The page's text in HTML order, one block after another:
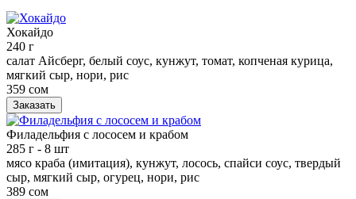
Хокайдо
240 г
салат Айсберг, белый соус, кунжут, томат, копченая курица,
мягкий сыр, нори, рис
359 сом
Заказать
Филадельфия с лососем и крабом
285 г - 8 шт
мясо краба (имитация), кунжут, лосось, спайси соус, твердый
сыр, мягкий сыр, огурец, нори, рис
389 сом